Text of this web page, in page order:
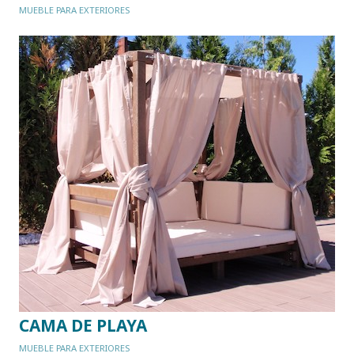
MUEBLE PARA EXTERIORES
CAMA DE PLAYA
MUEBLE PARA EXTERIORES